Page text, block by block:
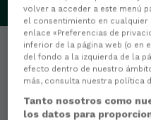
Estatísticas
volver a acceder a este menú
el consentimiento en
enlace «Preferencias de
inferior de la página web (o en
del fondo a la izquierda de la
efecto dentro de nuestro
más, consulta nuestra política
Tanto nosotros como
los datos para